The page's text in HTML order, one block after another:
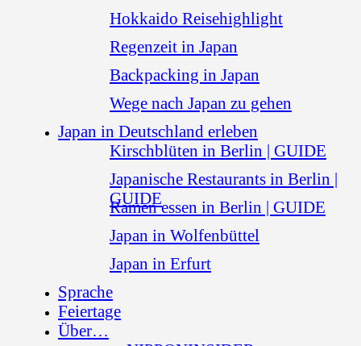
Hokkaido Reisehighlight
Regenzeit in Japan
Backpacking in Japan
Wege nach Japan zu gehen
Japan in Deutschland erleben
Kirschblüten in Berlin | GUIDE
Japanische Restaurants in Berlin |
GUIDE
Ramen essen in Berlin | GUIDE
Japan in Wolfenbüttel
Japan in Erfurt
Sprache
Feiertage
Über…